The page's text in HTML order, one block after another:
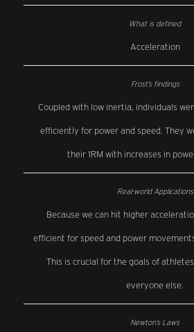
Acceleration
Coupled with low inertia, individuals
efficiently for power and speed. They
their 1RM with increases in
Because we can hit higher
efficient for speed and power
This is crucial for the goals of
everyone else.